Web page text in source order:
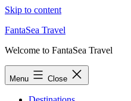
Skip to content
FantaSea Travel
Welcome to FantaSea Travel
Menu Close